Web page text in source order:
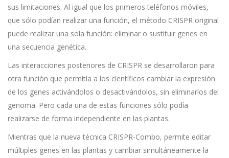
sus limitaciones. Al igual que los primeros teléfonos móviles,
que sólo podían realizar una función, el método CRISPR original
puede realizar una sola función: eliminar o sustituir genes en
una secuencia genética.
Las interacciones posteriores de CRISPR se desarrollaron para
otra función que permitía a los científicos cambiar la expresión
de los genes activándolos o desactivándolos, sin eliminarlos del
genoma. Pero cada una de estas funciones sólo podía
realizarse de forma independiente en las plantas.
Mientras que la nueva técnica CRISPR-Combo, permite editar
múltiples genes en las plantas y cambiar simultáneamente la